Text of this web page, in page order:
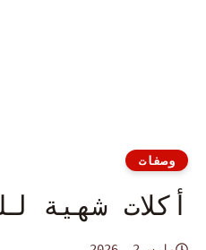
وصفات
أكلات شهية